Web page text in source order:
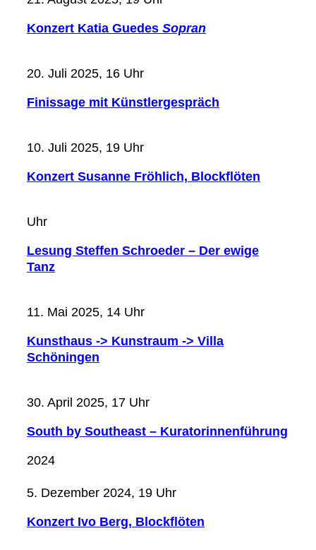
Konzert Katia Guedes Sopran
20. Juli 2025, 16 Uhr
Finissage mit Künstlergespräch
10. Juli 2025, 19 Uhr
Konzert Susanne Fröhlich, Blockflöten
Uhr
Lesung Steffen Schroeder – Der ewige
Tanz
11. Mai 2025, 14 Uhr
Kunsthaus -> Kunstraum -> Villa
Schöningen
30. April 2025, 17 Uhr
South by Southeast – Kuratorinnenführung
2024
5. Dezember 2024, 19 Uhr
Konzert Ivo Berg, Blockflöten